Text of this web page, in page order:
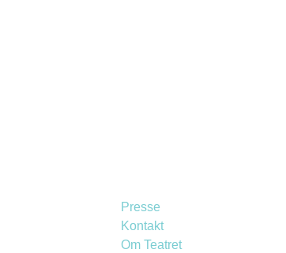
Presse
Kontakt
Om Teatret